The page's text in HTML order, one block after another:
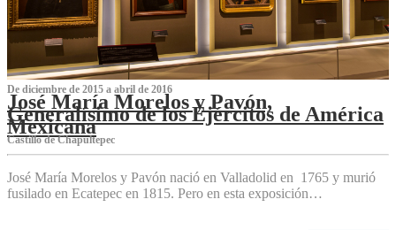
De diciembre de 2015 a abril de 2016
José María Morelos y Pavón,
Generalísimo de los Ejércitos de América
Mexicana
C‌astillo de Chapultepec
José María Morelos y Pavón nació en Valladolid en 1765 y murió
fusilado en Ecatepec en 1815. Pero en esta exposición…